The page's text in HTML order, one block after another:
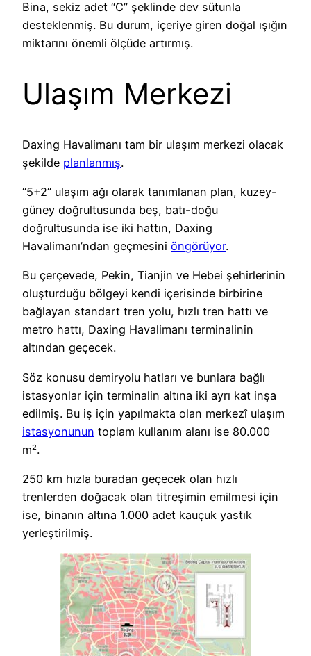
Bina, sekiz adet “C” şeklinde dev sütunla
desteklenmiş. Bu durum, içeriye giren doğal ışığın
miktarını önemli ölçüde artırmış.
Ulaşım Merkezi
Daxing Havalimanı tam bir ulaşım merkezi olacak
şekilde planlanmış.
“5+2” ulaşım ağı olarak tanımlanan plan, kuzey-
güney doğrultusunda beş, batı-doğu
doğrultusunda ise iki hattın, Daxing
Havalimanı’ndan geçmesini öngörüyor.
Bu çerçevede, Pekin, Tianjin ve Hebei şehirlerinin
oluşturduğu bölgeyi kendi içerisinde birbirine
bağlayan standart tren yolu, hızlı tren hattı ve
metro hattı, Daxing Havalimanı terminalinin
altından geçecek.
Söz konusu demiryolu hatları ve bunlara bağlı
istasyonlar için terminalin altına iki ayrı kat inşa
edilmiş. Bu iş için yapılmakta olan merkezî ulaşım
istasyonunun toplam kullanım alanı ise 80.000
m².
250 km hızla buradan geçecek olan hızlı
trenlerden doğacak olan titreşimin emilmesi için
ise, binanın altına 1.000 adet kauçuk yastık
yerleştirilmiş.